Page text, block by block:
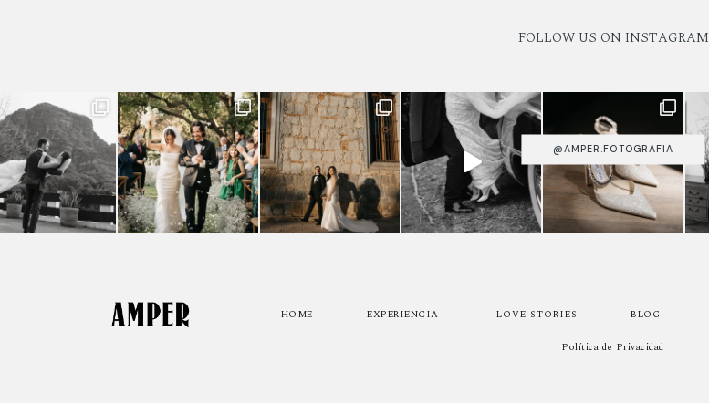
FOLLOW US ON INSTAGRAM
@AMPER.FOTOGRAFIA
LOVE STORIES BLOG
EXPERIENCIA
HOME
Política de Privacidad